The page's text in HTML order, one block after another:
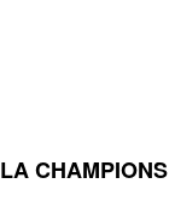
CHAMPIONS